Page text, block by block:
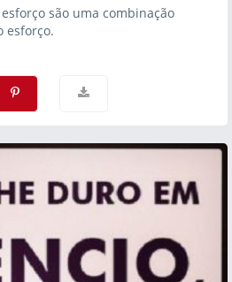
são uma combinação
esforço.